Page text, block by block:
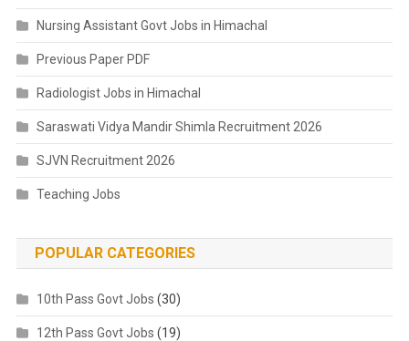
Nursing Assistant Govt Jobs in Himachal
Previous Paper PDF
Radiologist Jobs in Himachal
Saraswati Vidya Mandir Shimla Recruitment 2026
SJVN Recruitment 2026
Teaching Jobs
POPULAR CATEGORIES
10th Pass Govt Jobs (30)
12th Pass Govt Jobs (19)